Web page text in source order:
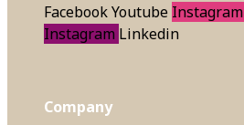
FacebookYoutube Instagram
Instagram Linkedin
Company